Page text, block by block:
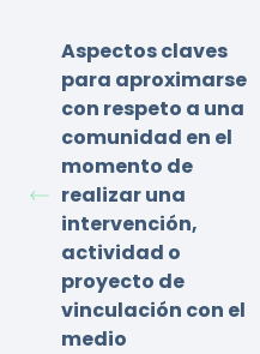
Aspectos claves
para aproximarse
con respeto a una
comunidad en el
momento de
realizar una
intervención,
actividad o
proyecto de
vinculación con el
medio